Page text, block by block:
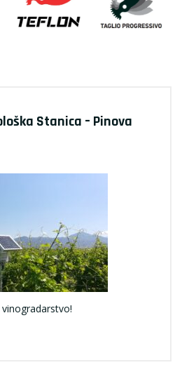
Stanica – Pinova